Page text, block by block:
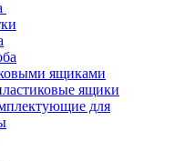
ящиками
ящики
для